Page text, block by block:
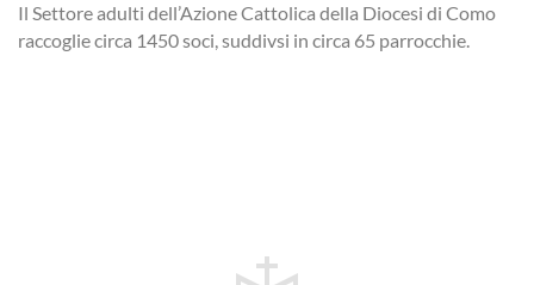
Il Settore adulti dell’Azione Cattolica della Diocesi di Como
raccoglie circa 1450 soci, suddivsi in circa 65 parrocchie.